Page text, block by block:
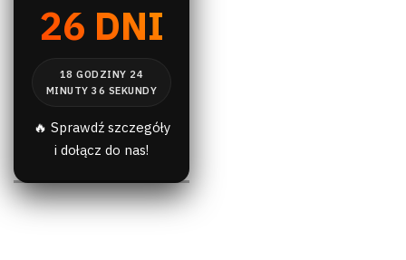
26 DNI
🔥 Sprawdź szczegóły
i dołącz do nas!